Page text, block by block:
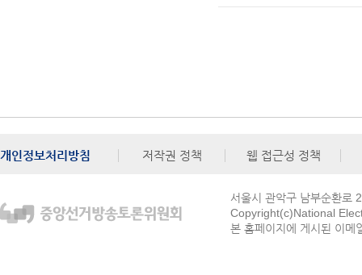
개인정보처리방침 저작권 정책 웹 접근성 정책
서울시 관악구 남부순환로
Copyright(c)National
본 홈페이지에 게시된 이메